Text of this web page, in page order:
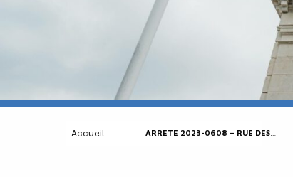
Accueil ARRETE 2023-0608 – RUE DES PIGNONS ALLEE BREMONTIER ALLEE DU PETIT PORT ALLEE DU BOIS DE POMPONNE RUE DES JAUGOTS RUE DES CHATAIGNIERS RUE DU BRAOU RUE DU PORT AVENUE RAYMOND POINCARE